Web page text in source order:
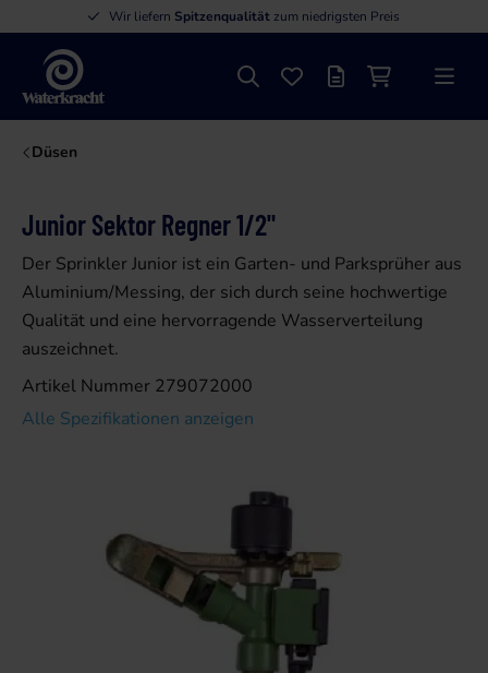
Wir liefern Spitzenqualität zum niedrigsten Preis
Waterkracht
SucheFavoritenAngebotslisteMenü
Düsen
Junior Sektor Regner 1/2"
Der Sprinkler Junior ist ein Garten- und Parksprüher aus
Aluminium/Messing, der sich durch seine hochwertige
Qualität und eine hervorragende Wasserverteilung
auszeichnet.
Artikel Nummer 279072000
Alle Spezifikationen anzeigen